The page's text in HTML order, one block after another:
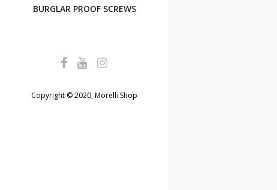
BURGLAR PROOF SCREWS
Copyright © 2020, Morelli Shop